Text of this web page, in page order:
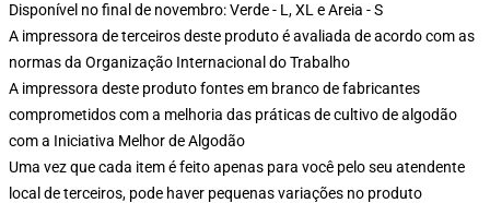
Disponível no final de novembro: Verde - L, XL e Areia - S
A impressora de terceiros deste produto é avaliada de acordo com as
normas da Organização Internacional do Trabalho
A impressora deste produto fontes em branco de fabricantes
comprometidos com a melhoria das práticas de cultivo de algodão
com a Iniciativa Melhor de Algodão
Uma vez que cada item é feito apenas para você pelo seu atendente
local de terceiros, pode haver pequenas variações no produto